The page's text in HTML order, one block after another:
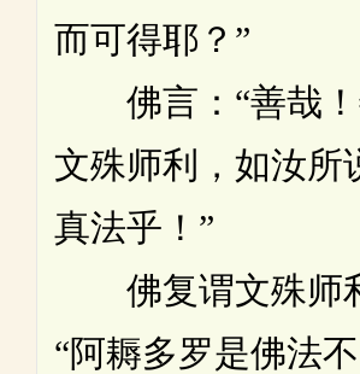
而可得耶？”
佛言：“善哉！
文殊师利，如汝所
真法乎！”
佛复谓文殊师
“阿耨多罗是佛法